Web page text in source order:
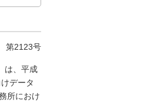
第2123号
は、平成
データ
所におけ